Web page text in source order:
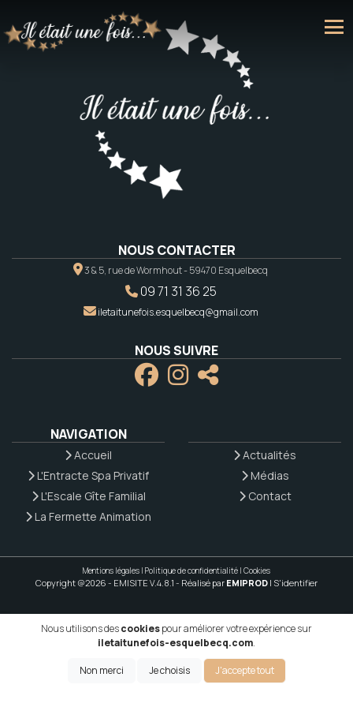
NOUS CONTACTER
3 & 5, rue de Wormhout - 59470 Esquelbecq
09 71 31 36 25
iletaitunefois.esquelbecq@gmail.com
NOUS SUIVRE
NAVIGATION
Accueil
L'Entracte Spa Privatif
L'Escale Gîte Familial
La Fermette Animation
Actualités
Médias
Contact
Mentions légales | Politique de confidentialité | Cookies
Copyright @2026 - EMISITE V.4.8.1 - Réalisé par EMIPROD | S'identifier
Nous utilisons descookiespour améliorer votre expérience sur
iletaitunefois-esquelbecq.com.
Non merci Je choisis J'accepte tout